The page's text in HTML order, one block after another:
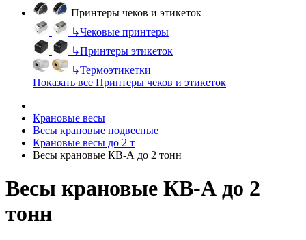
Принтеры чеков и этикеток
↳Чековые принтеры
↳Принтеры этикеток
↳Термоэтикетки
Показать все Принтеры чеков и этикеток
Крановые весы
Весы крановые подвесные
Крановые весы до 2 т
Весы крановые КВ-А до 2 тонн
Весы крановые КВ-А до 2
тонн